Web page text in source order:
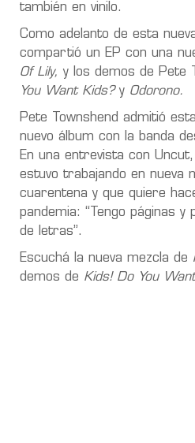
también en vinilo.
Como adelanto de esta
compartió un EP con una
Of Lily, y los demos de Pete
You Want Kids? y Odorono.
Pete Townshend admitió
nuevo álbum con la banda
En una entrevista con
estuvo trabajando en nueva
cuarentena y que quiere
pandemia: “Tengo páginas
de letras”.
Escuchá la nueva mezcla de
demos de Kids! Do You